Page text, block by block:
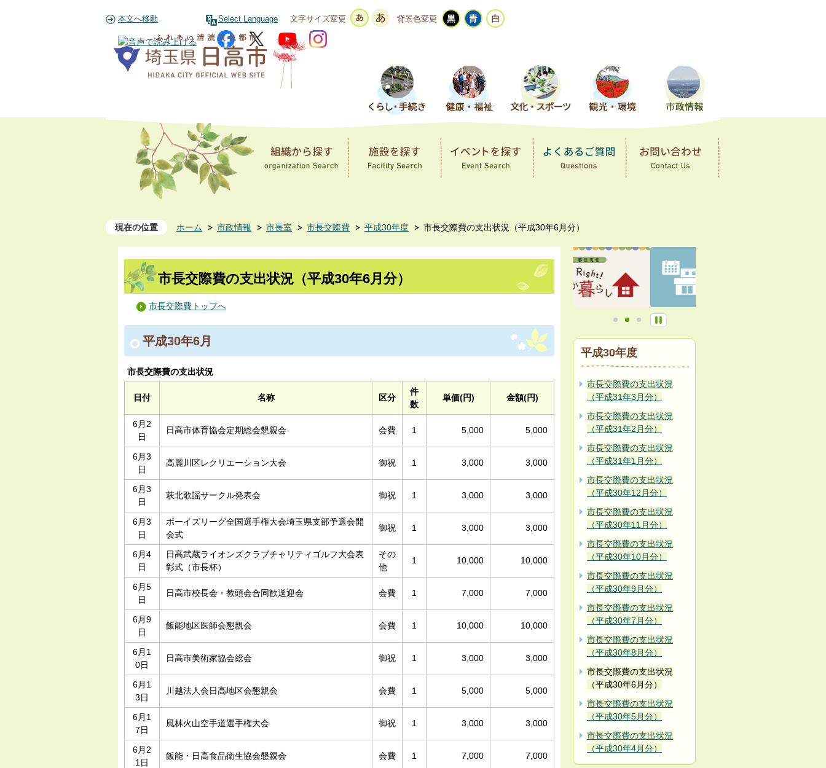
本文へ移動 Select Language 文字サイズ変更 背景色変更
現在の位置 ホーム 市政情報 市長室 市長交際費 平成30年度 市長交際費の支出状況（平成30年6月分）
市長交際費の支出状況（平成30年6月分）
市長交際費トップへ
平成30年6月
市長交際費の支出状況
日付 名称 区分
件
数
単価(円) 金額(円)
6月2
日
日高市体育協会定期総会懇親会 会費 1 5,000 5,000
6月3
日
高麗川区レクリエーション大会 御祝 1 3,000 3,000
6月3
日
萩北歌謡サークル発表会 御祝 1 3,000 3,000
6月3
日
ボーイズリーグ全国選手権大会埼玉県支部予選会開
会式
御祝 1 3,000 3,000
6月4
日
日高武蔵ライオンズクラブチャリティゴルフ大会表
彰式（市長杯）
その
他
1 10,000 10,000
6月5
日
日高市校長会・教頭会合同歓送迎会 会費 1 7,000 7,000
6月9
日
飯能地区医師会懇親会 会費 1 10,000 10,000
6月1
0日
日高市美術家協会総会 御祝 1 3,000 3,000
6月1
3日
川越法人会日高地区会懇親会 会費 1 5,000 5,000
6月1
7日
風林火山空手道選手権大会 御祝 1 3,000 3,000
6月2
1日
飯能・日高食品衛生協会懇親会 会費 1 7,000 7,000
平成30年度
市長交際費の支出状況
（平成31年3月分）
市長交際費の支出状況
（平成31年2月分）
市長交際費の支出状況
（平成31年1月分）
市長交際費の支出状況
（平成30年12月分）
市長交際費の支出状況
（平成30年11月分）
市長交際費の支出状況
（平成30年10月分）
市長交際費の支出状況
（平成30年9月分）
市長交際費の支出状況
（平成30年7月分）
市長交際費の支出状況
（平成30年8月分）
市長交際費の支出状況
（平成30年6月分）
市長交際費の支出状況
（平成30年5月分）
市長交際費の支出状況
（平成30年4月分）